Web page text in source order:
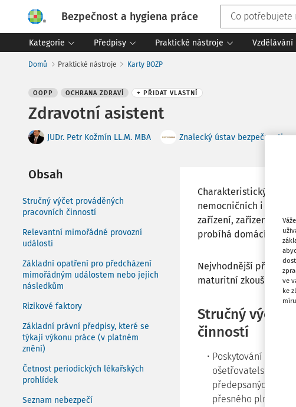
Bezpečnost a hygiena práce
Kategorie Předpisy Praktické nástroje Vzdělávání
Domů Praktické nástroje Karty BOZP
OOPP OCHRANA ZDRAVÍ + PŘIDAT VLASTNÍ
Zdravotní asistent
JUDr. Petr Kožmín LL.M. MBA Znalecký ústav bezpečnosti a
Obsah
Stručný výčet prováděných
pracovních činností
Relevantní mimořádné provozní
události
Základní opatření pro předcházení
mimořádným událostem nebo jejich
následkům
Rizikové faktory
Základní právní předpisy, které se
týkají výkonu práce (v platném
znění)
Četnost periodických lékařských
prohlídek
Seznam nebezpečí
Charakteristickým
nemocničních i
zařízení, zařízení
probíhá domácí
Nejvhodnější
maturitní zkouškou
Stručný výčet
činností
Poskytování
ošetřovatelského
předepsaných
přesného plnění
ve
ke